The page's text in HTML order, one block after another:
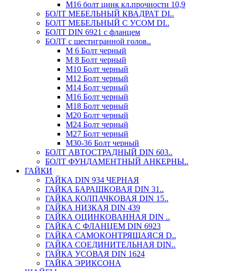
М16 болт цинк кл.прочности 10,9
БОЛТ МЕБЕЛЬНЫЙ КВАДРАТ DI..
БОЛТ МЕБЕЛЬНЫЙ С УСОМ DI..
БОЛТ DIN 6921 c фланцем
БОЛТ с шестигранной голов..
М 6 Болт черный
М 8 Болт черный
М10 Болт черный
М12 Болт черный
М14 Болт черный
М16 Болт черный
М18 Болт черный
М20 Болт черный
М24 Болт черный
М27 Болт черный
М30-36 Болт черный
БОЛТ АВТОСТРАДНЫЙ DIN 603..
БОЛТ ФУНДАМЕНТНЫЙ АНКЕРНЫ..
ГАЙКИ
ГАЙКА DIN 934 ЧЕРНАЯ
ГАЙКА БАРАШКОВАЯ DIN 31..
ГАЙКА КОЛПАЧКОВАЯ DIN 15..
ГАЙКА НИЗКАЯ DIN 439
ГАЙКА ОЦИНКОВАННАЯ DIN ..
ГАЙКА С ФЛАНЦЕМ DIN 6923
ГАЙКА САМОКОНТРЯЩАЯСЯ D..
ГАЙКА СОЕДИНИТЕЛЬНАЯ DIN..
ГАЙКА УСОВАЯ DIN 1624
ГАЙКА ЭРИКСОНА